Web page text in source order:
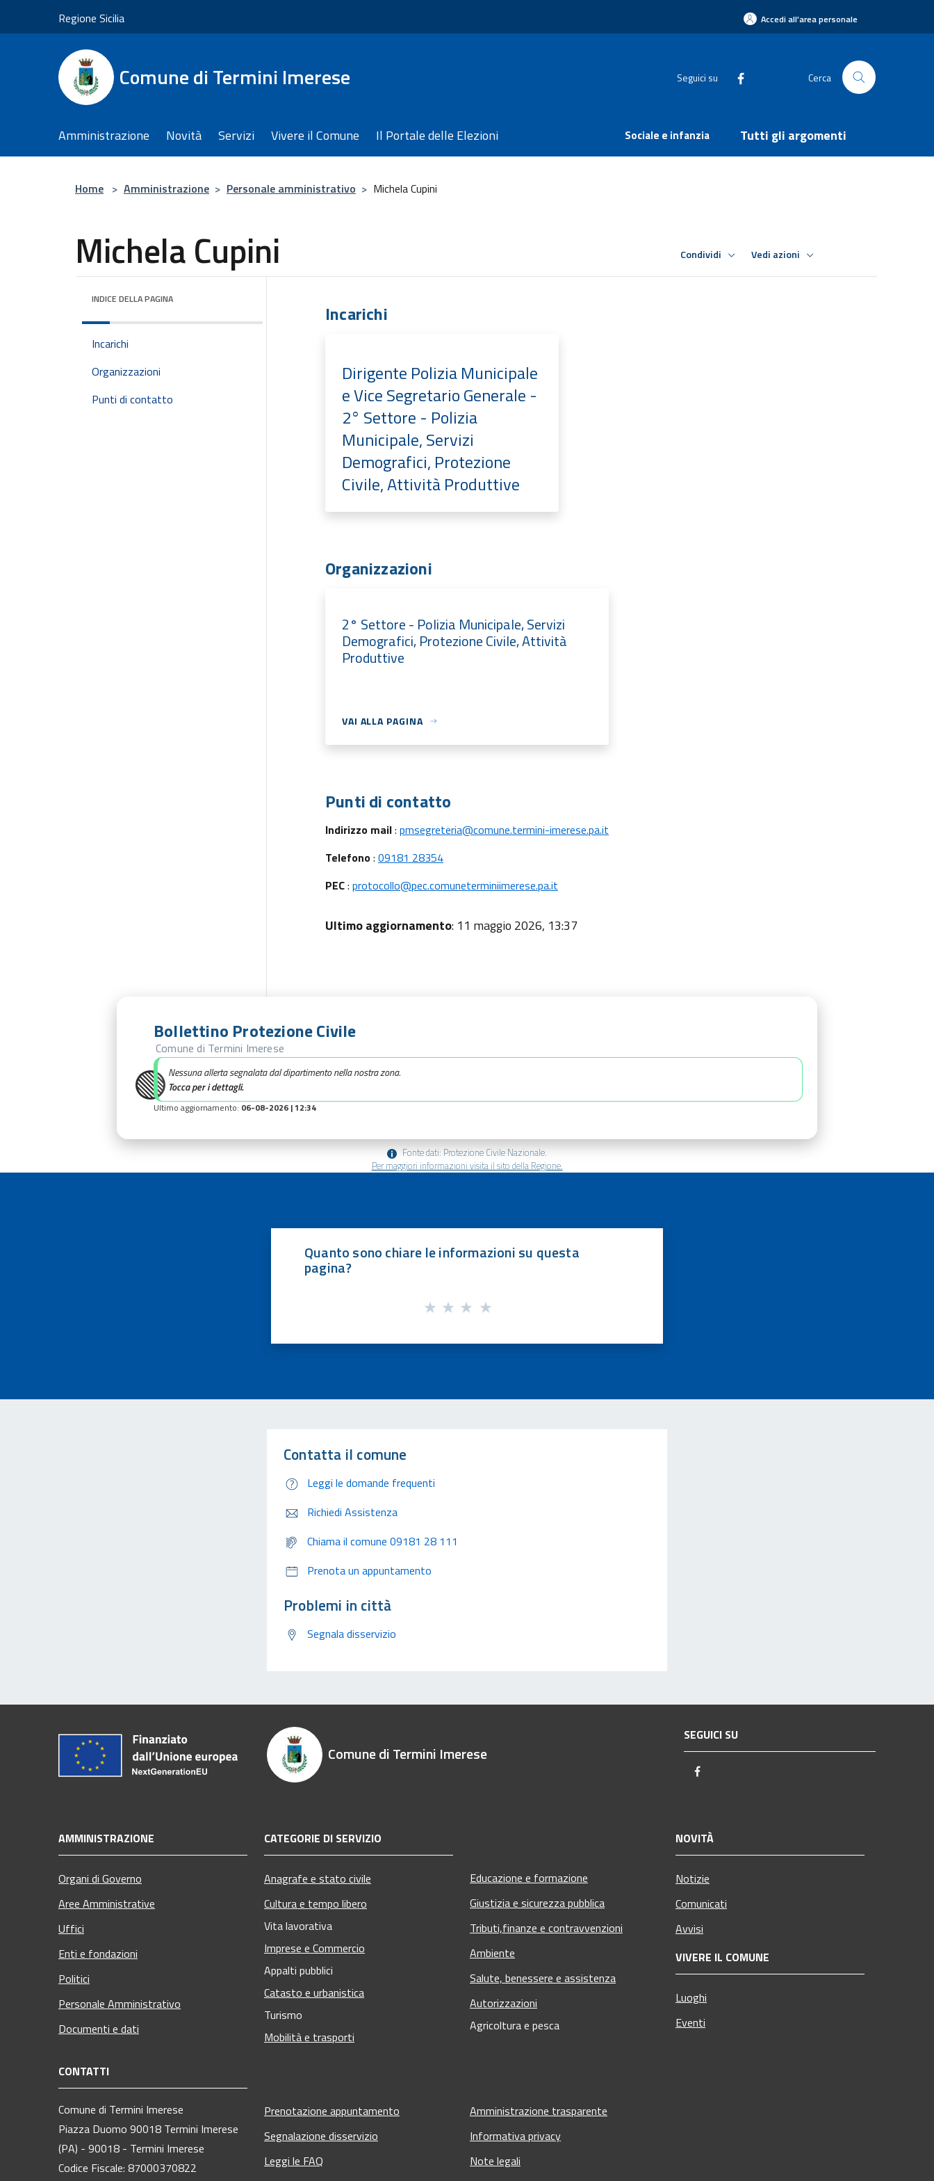
Regione Sicilia Accedi all'area personale
Comune di Termini Imerese Seguici su Cerca
Amministrazione Novità Servizi Vivere il Comune Il Portale delle Elezioni Sociale e infanzia Tutti gli argomenti
Home > Amministrazione > Personale amministrativo > Michela Cupini
Michela Cupini Condividi Vedi azioni
INDICE DELLA PAGINA
Incarichi
Organizzazioni
Punti di contatto
Incarichi
Dirigente Polizia Municipale
e Vice Segretario Generale -
2° Settore - Polizia
Municipale, Servizi
Demografici, Protezione
Civile, Attività Produttive
Organizzazioni
2° Settore - Polizia Municipale, Servizi
Demografici, Protezione Civile, Attività
Produttive
VAI ALLA PAGINA
Punti di contatto
Indirizzo mail: pmsegreteria@comune.termini-imerese.pa.it
Telefono: 09181 28354
PEC: protocollo@pec.comuneterminiimerese.pa.it
Ultimo aggiornamento: 11 maggio 2026, 13:37
🟢
Bollettino Protezione Civile
Comune di Termini Imerese
Nessuna allerta segnalata dal dipartimento nella nostra zona.
Tocca per i dettagli.
Ultimo aggiornamento: 06-08-2026 | 12:34
Fonte dati: Protezione Civile Nazionale.
Per maggiori informazioni visita il sito della Regione.
Quanto sono chiare le informazioni su questa
pagina?
Contatta il comune
Leggi le domande frequenti
Richiedi Assistenza
Chiama il comune 09181 28 111
Prenota un appuntamento
Problemi in città
Segnala disservizio
Comune di Termini Imerese
SEGUICI SU
AMMINISTRAZIONE
Organi di Governo
Aree Amministrative
Uffici
Enti e fondazioni
Politici
Personale Amministrativo
Documenti e dati
CATEGORIE DI SERVIZIO
Anagrafe e stato civile
Cultura e tempo libero
Vita lavorativa
Imprese e Commercio
Appalti pubblici
Catasto e urbanistica
Turismo
Mobilità e trasporti
Educazione e formazione
Giustizia e sicurezza pubblica
Tributi,finanze e contravvenzioni
Ambiente
Salute, benessere e assistenza
Autorizzazioni
Agricoltura e pesca
NOVITÀ
Notizie
Comunicati
Avvisi
VIVERE IL COMUNE
Luoghi
Eventi
CONTATTI
Comune di Termini Imerese
Piazza Duomo 90018 Termini Imerese
(PA) - 90018 - Termini Imerese
Codice Fiscale: 87000370822
Prenotazione appuntamento
Segnalazione disservizio
Leggi le FAQ
Amministrazione trasparente
Informativa privacy
Note legali